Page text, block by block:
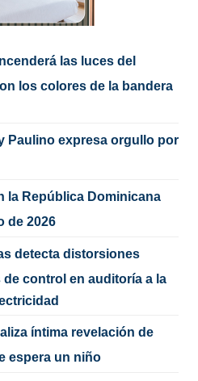
las luces del
los colores de la bandera
Paulino expresa orgullo por
la República Dominicana
de 2026
detecta distorsiones
control en auditoría a la
íntima revelación de
espera un niño